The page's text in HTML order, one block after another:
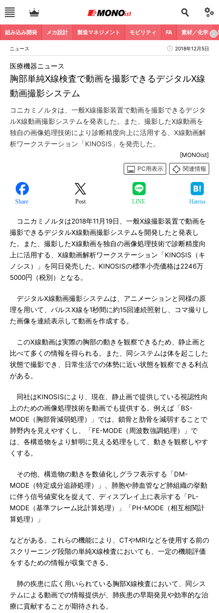
組み込み開発 メカ設計 製造マネジメント モビリティ FA 素材／化学
ニュース 2018年12月5日
胸部単純X線検査で動画を撮影できるデジタルX線
動画撮影システム
医療機器ニュース
コニカミノルタは、一般X線撮影装置で動画を撮影できるデジタ
ルX線動画撮影システムを発表した。また、撮影したX線動画を
独自の画像処理技術により診断精度向上に活用する、X線動画解
析ワークステーション「KINOSIS」を発売した。
[MONOist]
PC用表示
関連情報
Share Post LINE Hatena
コニカミノルタは2018年11月19日、一般X線撮影装置で動画を
撮影できるデジタルX線動画撮影システムを開発したと発表し
た。また、撮影したX線動画を独自の画像処理技術で診断精度向
上に活用する、X線動画解析ワークステーション「KINOSIS（キ
ノシス）」を同日発売した。KINOSISの標準小売価格は2246万
5000円（税別）となる。
デジタルX線動画撮影システムは、アニメーションと同様の原
理を用いて、パルスX線を1秒間に約15回連続照射し、コマ撮りし
た画像を連続表示して動画を作成する。
このX線動画は実際の胸部の動きを観察できるため、静止画と
比べて多くの情報を得られる。また、同システムは体を起こした
状態で撮影でき、日常生活での体勢に近い状態を観察できる利点
がある。
同社はKINOSISにより、現在、静止画で提供している視認性向
上のための画像処理技術を動画でも提供する。例えば「BS-
MODE（胸部骨減弱処理）」では、鎖骨と肋骨を減弱することで
肺野内を見えやすくし、「FE-MODE（周波数強調処理）」で
は、各構造物をより鮮明に見える処理をして、動きを観察しやす
くする。
その他、構造物の動きを数値化しグラフ表示する「DM-
MODE（特定成分追跡処理）」、肺胞や肺血管など肺組織の挙動
に伴う信号値変化を捉えて、ディスプレイ上に表示する「PL-
MODE（基準フレーム比計算処理）」「PH-MODE（相互相関計
算処理）」
などがある。これらの機能により、CTやMRIなどを使用する前の
スクリーニング段階の単純X線検査においても、一定の機能評価
をするための情報が収集できる。
肺の疾患に広く用いられている胸部X線検査において、同シス
テムによる動画での情報提供が、肺疾患の早期発見や効率的な治
療に貢献することが期待される。